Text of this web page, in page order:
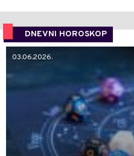
DNEVNI HOROSKOP
03.06.2026.